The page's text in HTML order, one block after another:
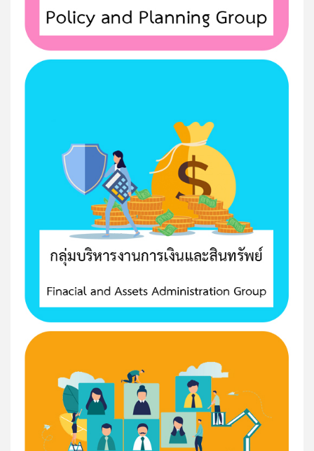
Ep.11 เสนอโดย คุณครูโรงเรียนวัดศิริมงคล ชื่อผลงาน...
Ep.10 นำเสนอโดย คุณครูโรงเรียน สหกรณ์กสิกรรม
Ep.9 การถอดบทเรียนการจัดการเรียนรู้ท้องถิ่น นำเสนอ
โดย...
Ep.8 ถอดบทเรียนบูรณาการแหล่งเรียนรู้ท้องถิ่น "บางปลา
บ้านเรา...
Ep.7 ถอดบทเรียนบูรณาการแหล่งเรียนรู้ท้องถิ่น "เรียนรู้
การทำนาเกลือ...
Ep.6 ถอดบทเรียนบูรณาการแหล่งเรียนรู้ท้องถิ่น นำเสนอ
โดย...
Ep.5 ถอดบทเรียนบูรณาการแหล่งเรียนรู้ท้องถิ่น นำเสนอ
Ep.4 ถอดบทเรียนบูรณาการแหล่งเรียนรู้ท้องถิ่น นำเสนอ
โดย...
Ep.3 ถอดบทเรียนบูรณาการแหล่งเรียนรู้ แก้มลิงแก้มลิง
นำเสนอโดย...